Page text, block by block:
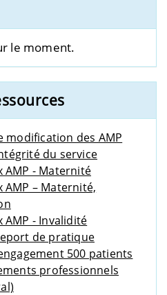
le moment.
modification des AMP
du service
AMP - Maternité
AMP – Maternité,
AMP - Invalidité
de pratique
500 patients
professionnels